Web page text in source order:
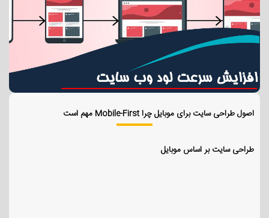
اصول طراحی سایت برای موبایل چرا Mobile-First مهم است
طراحی سایت بر اساس موبایل